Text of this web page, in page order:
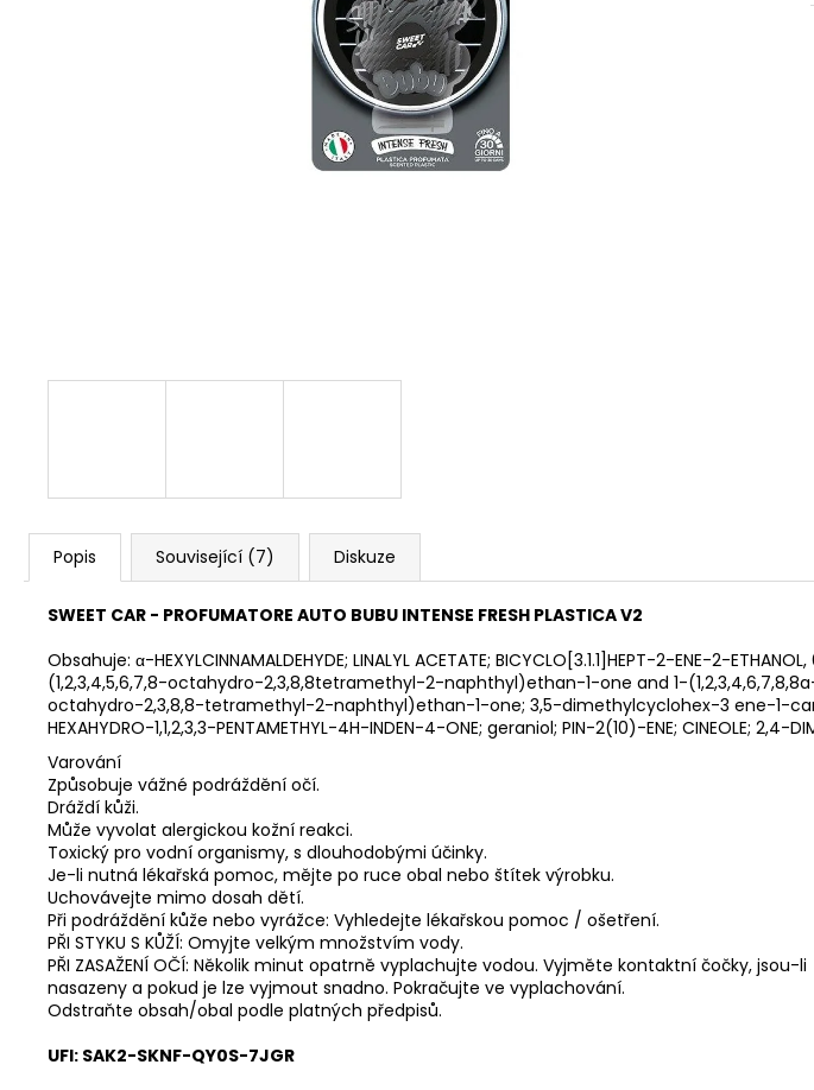
Popis Související (7) Diskuze
SWEET CAR - PROFUMATORE AUTO BUBU INTENSE FRESH PLASTICA V2
Obsahuje: α-HEXYLCINNAMALDEHYDE; LINALYL ACETATE; BICYCLO[3.1.1]HEPT-2-ENE-2-
(1,2,3,4,5,6,7,8-octahydro-2,3,8,8tetramethyl-2-naphthyl)ethan-1-one and 1-
octahydro-2,3,8,8-tetramethyl-2-naphthyl)ethan-1-one; 3,5-dimethylcyclohex-3 ene-1-
HEXAHYDRO-1,1,2,3,3-PENTAMETHYL-4H-INDEN-4-ONE; geraniol; PIN-2(10)-ENE; CINEOLE; 2,4-
Varování
Způsobuje vážné podráždění očí.
Dráždí kůži.
Může vyvolat alergickou kožní reakci.
Toxický pro vodní organismy, s dlouhodobými účinky.
Je-li nutná lékařská pomoc, mějte po ruce obal nebo štítek výrobku.
Uchovávejte mimo dosah dětí.
Při podráždění kůže nebo vyrážce: Vyhledejte lékařskou pomoc / ošetření.
PŘI STYKU S KŮŽÍ: Omyjte velkým množstvím vody.
PŘI ZASAŽENÍ OČÍ: Několik minut opatrně vyplachujte vodou. Vyjměte kontaktní čočky, jsou-li
nasazeny a pokud je lze vyjmout snadno. Pokračujte ve vyplachování.
Odstraňte obsah/obal podle platných předpisů.
UFI: SAK2-SKNF-QY0S-7JGR